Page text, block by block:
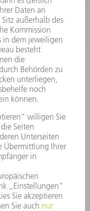
Uhr
App Mo - Fr:
- 12:00 Uhr
Uhr
- 17:30 Uhr